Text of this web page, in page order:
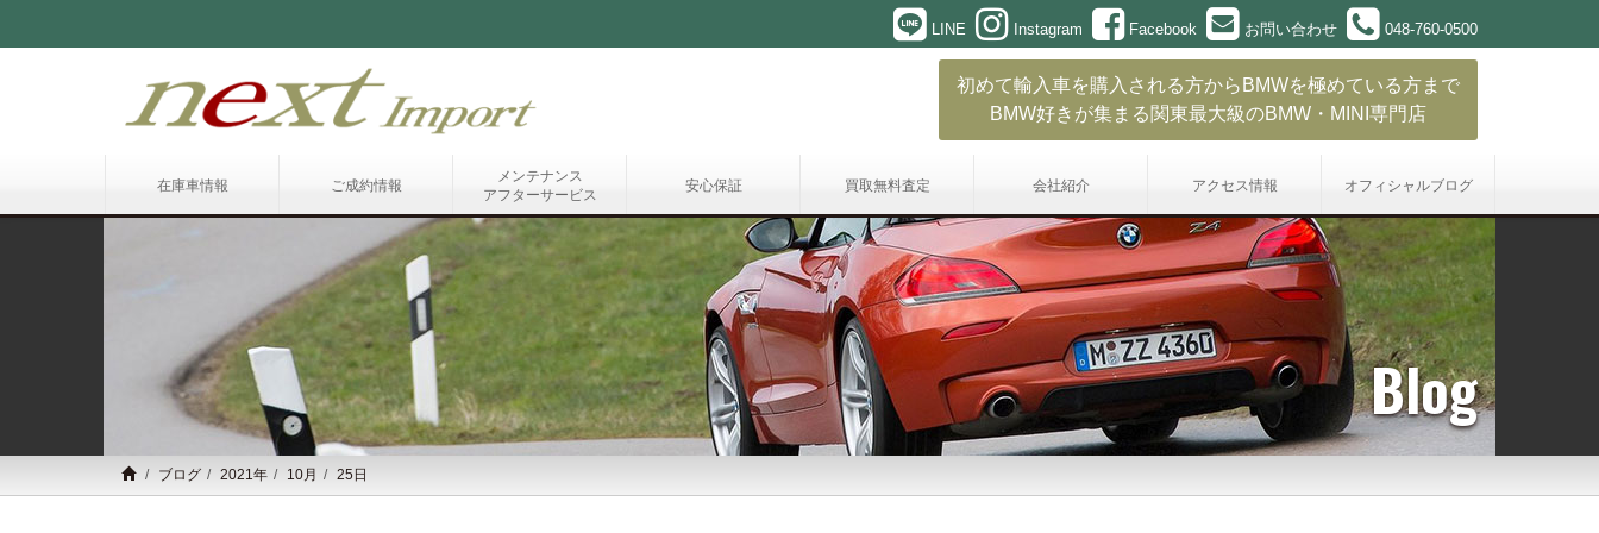
LINE Instagram Facebook お問い合わせ 048-760-0500
初めて輸入車を購入される方からBMWを極めている方まで
BMW好きが集まる関東最大級のBMW・MINI専門店
在庫車情報 ご成約情報
メンテナンス
アフターサービス
安心保証 買取無料査定 会社紹介 アクセス情報 オフィシャルブログ
Blog
ブログ 2021年 10月 25日